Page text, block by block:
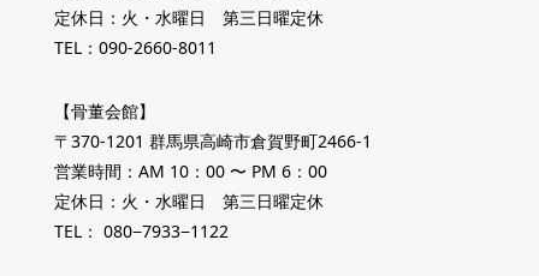
定休日：火・水曜日 第三日曜定休
TEL：090-2660-8011
【骨董会館】
〒370-1201 群馬県高崎市倉賀野町2466-1
営業時間：AM 10：00 〜 PM 6：00
定休日：火・水曜日 第三日曜定休
TEL： 080−7933−1122